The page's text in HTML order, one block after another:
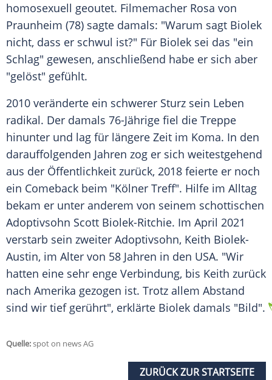
homosexuell geoutet. Filmemacher Rosa von
Praunheim (78) sagte damals: "Warum sagt Biolek
nicht, dass er schwul ist?" Für Biolek sei das "ein
Schlag" gewesen, anschließend habe er sich aber
"gelöst" gefühlt.
2010 veränderte ein schwerer Sturz sein Leben
radikal. Der damals 76-Jährige fiel die Treppe
hinunter und lag für längere Zeit im Koma. In den
darauffolgenden Jahren zog er sich weitestgehend
aus der Öffentlichkeit zurück, 2018 feierte er noch
ein Comeback beim "Kölner Treff". Hilfe im Alltag
bekam er unter anderem von seinem schottischen
Adoptivsohn Scott Biolek-Ritchie. Im April 2021
verstarb sein zweiter Adoptivsohn, Keith Biolek-
Austin, im Alter von 58 Jahren in den USA. "Wir
hatten eine sehr enge Verbindung, bis Keith zurück
nach Amerika gezogen ist. Trotz allem Abstand
sind wir tief gerührt", erklärte Biolek damals "Bild".
Quelle:spot on news AG
ZURÜCK ZUR STARTSEITE